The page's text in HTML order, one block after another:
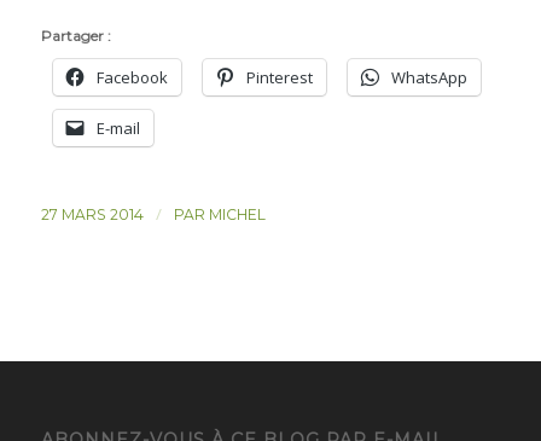
Partager :
Facebook Pinterest WhatsApp
E-mail
27 MARS 2014 / PAR MICHEL